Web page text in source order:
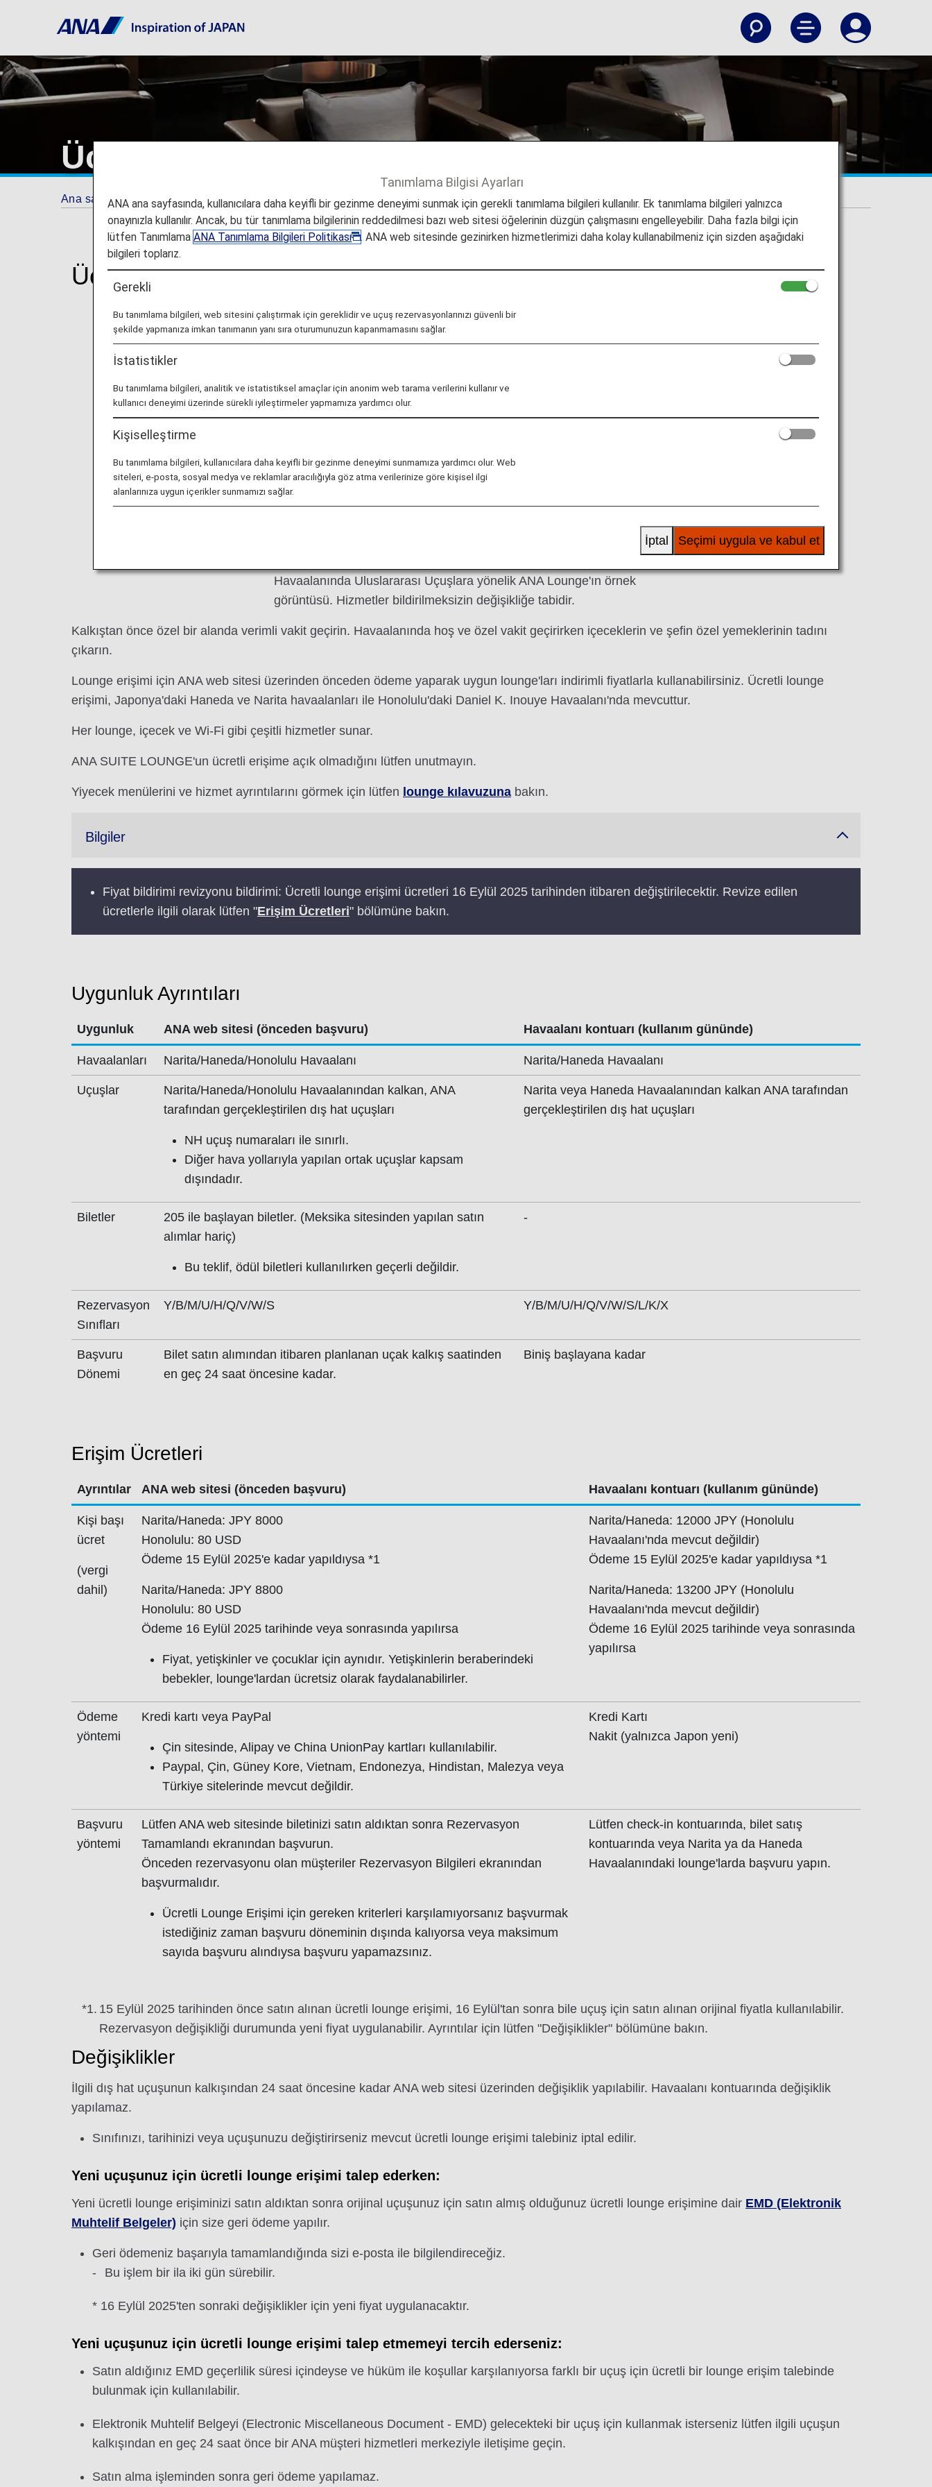
Ücretli Lounge Erişimi
Ana sayfa Planla ve Rezervasyon Yap Ek Hizmetler Ücretli Lounge Erişimi
Ücretli Lounge Erişimi
Havaalanında Uluslararası Uçuşlara yönelik ANA Lounge'ın örnek
görüntüsü. Hizmetler bildirilmeksizin değişikliğe tabidir.
Kalkıştan önce özel bir alanda verimli vakit geçirin. Havaalanında hoş ve özel vakit geçirirken içeceklerin ve şefin özel yemeklerinin tadını
çıkarın.
Lounge erişimi için ANA web sitesi üzerinden önceden ödeme yaparak uygun lounge'ları indirimli fiyatlarla kullanabilirsiniz. Ücretli lounge
erişimi, Japonya'daki Haneda ve Narita havaalanları ile Honolulu'daki Daniel K. Inouye Havaalanı'nda mevcuttur.
Her lounge, içecek ve Wi-Fi gibi çeşitli hizmetler sunar.
ANA SUITE LOUNGE'un ücretli erişime açık olmadığını lütfen unutmayın.
Yiyecek menülerini ve hizmet ayrıntılarını görmek için lütfen lounge kılavuzuna bakın.
Bilgiler
Fiyat bildirimi revizyonu bildirimi: Ücretli lounge erişimi ücretleri 16 Eylül 2025 tarihinden itibaren değiştirilecektir. Revize edilen
ücretlerle ilgili olarak lütfen "Erişim Ücretleri" bölümüne bakın.
Uygunluk Ayrıntıları
Uygunluk ANA web sitesi (önceden başvuru) Havaalanı kontuarı (kullanım gününde)
Havaalanları Narita/Haneda/Honolulu Havaalanı Narita/Haneda Havaalanı
Uçuşlar
Narita/Haneda/Honolulu Havaalanından kalkan, ANA
tarafından gerçekleştirilen dış hat uçuşları
NH uçuş numaraları ile sınırlı.
Diğer hava yollarıyla yapılan ortak uçuşlar kapsam
dışındadır.
Narita veya Haneda Havaalanından kalkan ANA tarafından
gerçekleştirilen dış hat uçuşları
Biletler
205 ile başlayan biletler. (Meksika sitesinden yapılan satın
alımlar hariç)
Bu teklif, ödül biletleri kullanılırken geçerli değildir.
-
Rezervasyon
Sınıfları
Y/B/M/U/H/Q/V/W/S Y/B/M/U/H/Q/V/W/S/L/K/X
Başvuru
Dönemi
Bilet satın alımından itibaren planlanan uçak kalkış saatinden
en geç 24 saat öncesine kadar.
Biniş başlayana kadar
Erişim Ücretleri
Ayrıntılar ANA web sitesi (önceden başvuru) Havaalanı kontuarı (kullanım gününde)
Kişi başı
ücret
(vergi
dahil)
Narita/Haneda: JPY 8000
Honolulu: 80 USD
Ödeme 15 Eylül 2025'e kadar yapıldıysa *1
Narita/Haneda: JPY 8800
Honolulu: 80 USD
Ödeme 16 Eylül 2025 tarihinde veya sonrasında yapılırsa
Fiyat, yetişkinler ve çocuklar için aynıdır. Yetişkinlerin beraberindeki
bebekler, lounge'lardan ücretsiz olarak faydalanabilirler.
Narita/Haneda: 12000 JPY (Honolulu
Havaalanı'nda mevcut değildir)
Ödeme 15 Eylül 2025'e kadar yapıldıysa *1
Narita/Haneda: 13200 JPY (Honolulu
Havaalanı'nda mevcut değildir)
Ödeme 16 Eylül 2025 tarihinde veya sonrasında
yapılırsa
Ödeme
yöntemi
Kredi kartı veya PayPal
Çin sitesinde, Alipay ve China UnionPay kartları kullanılabilir.
Paypal, Çin, Güney Kore, Vietnam, Endonezya, Hindistan, Malezya veya
Türkiye sitelerinde mevcut değildir.
Kredi Kartı
Nakit (yalnızca Japon yeni)
Başvuru
yöntemi
Lütfen ANA web sitesinde biletinizi satın aldıktan sonra Rezervasyon
Tamamlandı ekranından başvurun.
Önceden rezervasyonu olan müşteriler Rezervasyon Bilgileri ekranından
başvurmalıdır.
Ücretli Lounge Erişimi için gereken kriterleri karşılamıyorsanız başvurmak
istediğiniz zaman başvuru döneminin dışında kalıyorsa veya maksimum
sayıda başvuru alındıysa başvuru yapamazsınız.
Lütfen check-in kontuarında, bilet satış
kontuarında veya Narita ya da Haneda
Havaalanındaki lounge'larda başvuru yapın.
*1. 15 Eylül 2025 tarihinden önce satın alınan ücretli lounge erişimi, 16 Eylül'tan sonra bile uçuş için satın alınan orijinal fiyatla kullanılabilir.
Rezervasyon değişikliği durumunda yeni fiyat uygulanabilir. Ayrıntılar için lütfen "Değişiklikler" bölümüne bakın.
Değişiklikler
İlgili dış hat uçuşunun kalkışından 24 saat öncesine kadar ANA web sitesi üzerinden değişiklik yapılabilir. Havaalanı kontuarında değişiklik
yapılamaz.
Sınıfınızı, tarihinizi veya uçuşunuzu değiştirirseniz mevcut ücretli lounge erişimi talebiniz iptal edilir.
Yeni uçuşunuz için ücretli lounge erişimi talep ederken:
Yeni ücretli lounge erişiminizi satın aldıktan sonra orijinal uçuşunuz için satın almış olduğunuz ücretli lounge erişimine dair EMD (Elektronik
Muhtelif Belgeler) için size geri ödeme yapılır.
Geri ödemeniz başarıyla tamamlandığında sizi e-posta ile bilgilendireceğiz.
Bu işlem bir ila iki gün sürebilir.
* 16 Eylül 2025'ten sonraki değişiklikler için yeni fiyat uygulanacaktır.
Yeni uçuşunuz için ücretli lounge erişimi talep etmemeyi tercih ederseniz:
Satın aldığınız EMD geçerlilik süresi içindeyse ve hüküm ile koşullar karşılanıyorsa farklı bir uçuş için ücretli bir lounge erişim talebinde
bulunmak için kullanılabilir.
Elektronik Muhtelif Belgeyi (Electronic Miscellaneous Document - EMD) gelecekteki bir uçuş için kullanmak isterseniz lütfen ilgili uçuşun
kalkışından en geç 24 saat önce bir ANA müşteri hizmetleri merkeziyle iletişime geçin.
Satın alma işleminden sonra geri ödeme yapılamaz.
Tanımlama Bilgisi Ayarları
ANA ana sayfasında, kullanıcılara daha keyifli bir gezinme deneyimi sunmak için gerekli tanımlama bilgileri kullanılır. Ek tanımlama bilgileri yalnızca
onayınızla kullanılır. Ancak, bu tür tanımlama bilgilerinin reddedilmesi bazı web sitesi öğelerinin düzgün çalışmasını engelleyebilir. Daha fazla bilgi için
lütfen TanımlamaANA Tanımlama Bilgileri Politikası
. ANA web sitesinde gezinirken hizmetlerimizi daha kolay kullanabilmeniz için sizden aşağıdaki
bilgileri toplarız.
Gerekli
Bu tanımlama bilgileri, web sitesini çalıştırmak için gereklidir ve uçuş rezervasyonlarınızı güvenli bir
şekilde yapmanıza imkan tanımanın yanı sıra oturumunuzun kapanmamasını sağlar.
İstatistikler
Bu tanımlama bilgileri, analitik ve istatistiksel amaçlar için anonim web tarama verilerini kullanır ve
kullanıcı deneyimi üzerinde sürekli iyileştirmeler yapmamıza yardımcı olur.
Kişiselleştirme
Bu tanımlama bilgileri, kullanıcılara daha keyifli bir gezinme deneyimi sunmamıza yardımcı olur. Web
siteleri, e-posta, sosyal medya ve reklamlar aracılığıyla göz atma verilerinize göre kişisel ilgi
alanlarınıza uygun içerikler sunmamızı sağlar.
Seçimi uygula ve kabul et
İptal